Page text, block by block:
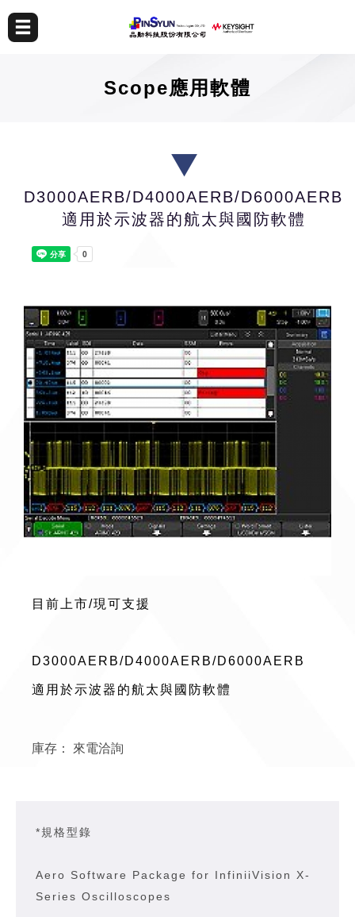
Scope應用軟體
D3000AERB/D4000AERB/D6000AERB
適用於示波器的航太與國防軟體
目前上市/現可支援
D3000AERB/D4000AERB/D6000AERB
適用於示波器的航太與國防軟體
庫存： 來電洽詢
*規格型錄
Aero Software Package for InfiniiVision X-
Series Oscilloscopes